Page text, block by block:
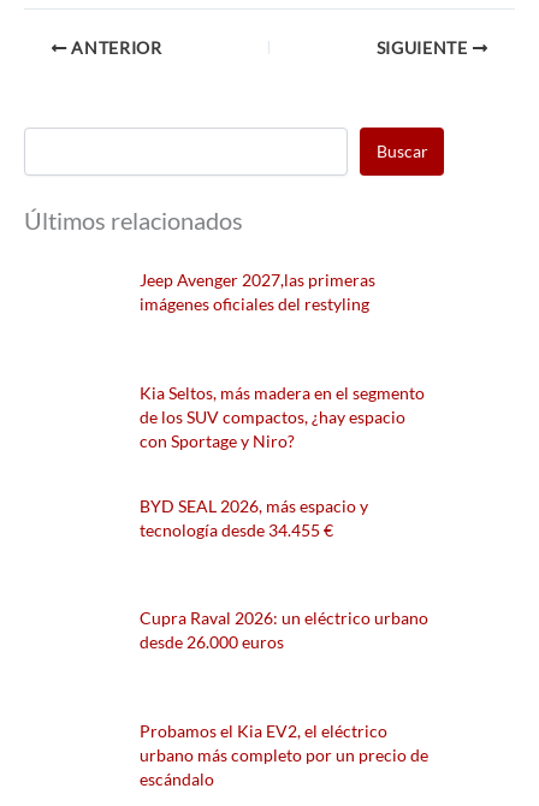
ANTERIOR SIGUIENTE
Buscar
Últimos relacionados
Jeep Avenger 2027,las primeras
imágenes oficiales del restyling
Kia Seltos, más madera en el segmento
de los SUV compactos, ¿hay espacio
con Sportage y Niro?
BYD SEAL 2026, más espacio y
tecnología desde 34.455 €
Cupra Raval 2026: un eléctrico urbano
desde 26.000 euros
Probamos el Kia EV2, el eléctrico
urbano más completo por un precio de
escándalo